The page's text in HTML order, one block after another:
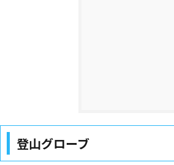
登山グローブ